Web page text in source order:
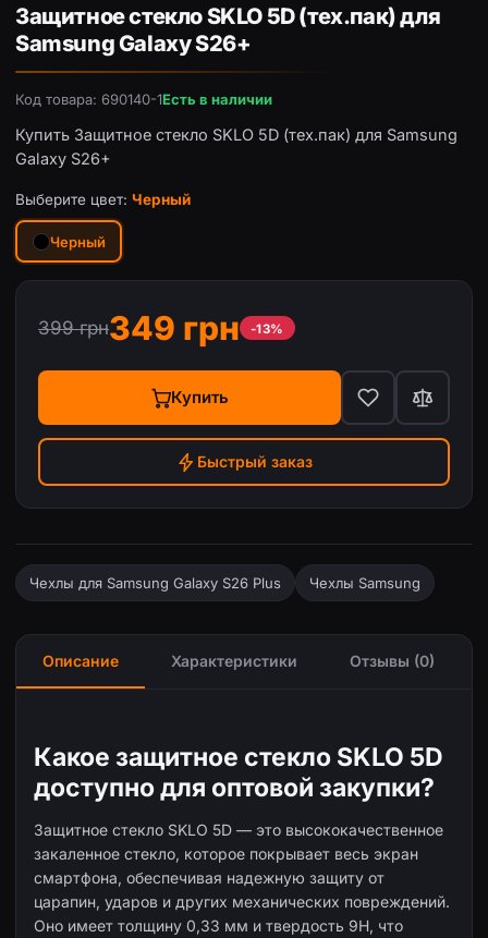
Защитное стекло SKLO 5D (тех.пак) для
Samsung Galaxy S26+
Код товара: 690140-1Есть в наличии
Купить Защитное стекло SKLO 5D (тех.пак) для Samsung
Galaxy S26+
Выберите цвет: Черный
Черный
399 грн349 грн -13%
Купить
Быстрый заказ
Чехлы для Samsung Galaxy S26 Plus Чехлы Samsung
Описание Характеристики Отзывы (0)
Какое защитное стекло SKLO 5D
доступно для оптовой закупки?
Защитное стекло SKLO 5D — это высококачественное
закаленное стекло, которое покрывает весь экран
смартфона, обеспечивая надежную защиту от
царапин, ударов и других механических повреждений.
Оно имеет толщину 0,33 мм и твердость 9H, что